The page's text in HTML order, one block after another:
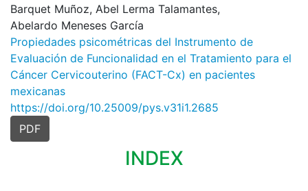
Barquet Muñoz, Abel Lerma Talamantes,
Abelardo Meneses García
Propiedades psicométricas del Instrumento de
Evaluación de Funcionalidad en el Tratamiento para el
Cáncer Cervicouterino (FACT-Cx) en pacientes
mexicanas
https://doi.org/10.25009/pys.v31i1.2685
PDF
INDEX